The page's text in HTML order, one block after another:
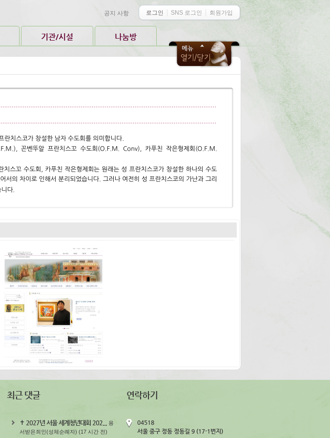
로그인 SNS 로그인 회원가입
공지 사항
기관/시설 나눔방
최근 댓글
✝️ 2027년 서울 세계청년대회 202...
용
서받은죄인(성체순례자) (17 시간 전)
연락하기
04518
서울 중구 정동 정동길 9 (17-1번지)